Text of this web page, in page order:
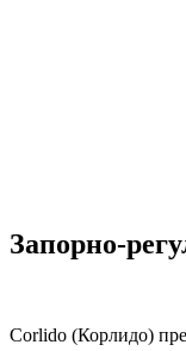
Запорно-
Corlido (Корлидо)